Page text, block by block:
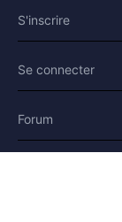
S'inscrire
Se connecter
Forum